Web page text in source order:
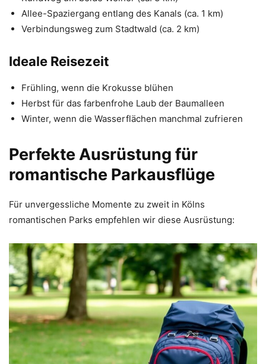
Allee-Spaziergang entlang des Kanals (ca. 1 km)
Verbindungsweg zum Stadtwald (ca. 2 km)
Ideale Reisezeit
Frühling, wenn die Krokusse blühen
Herbst für das farbenfrohe Laub der Baumalleen
Winter, wenn die Wasserflächen manchmal zufrieren
Perfekte Ausrüstung für
romantische Parkausflüge
Für unvergessliche Momente zu zweit in Kölns
romantischen Parks empfehlen wir diese Ausrüstung: